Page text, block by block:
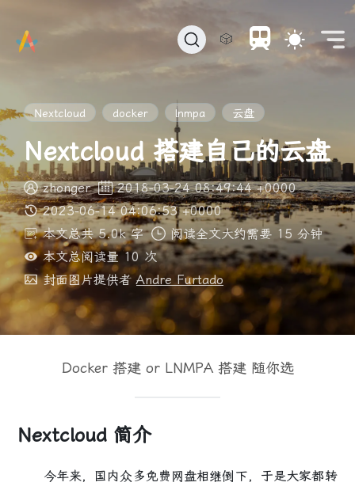
🎲
Nextcloud docker lnmpa 云盘
Nextcloud 搭建自己的云盘
zhonger
2018-03-24 08:49:44 +0000
2023-06-14 04:06:53 +0000
本文总共 5.0k 字
阅读全文大约需要 15 分钟
本文总阅读量 10次
封面图片提供者Andre Furtado
Docker 搭建 or LNMPA 搭建 随你选
Nextcloud 简介
今年来，国内众多免费网盘相继倒下，于是大家都转